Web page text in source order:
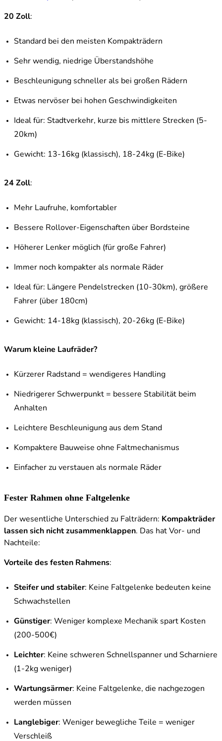
20 Zoll:
Standard bei den meisten Kompakträdern
Sehr wendig, niedrige Überstandshöhe
Beschleunigung schneller als bei großen Rädern
Etwas nervöser bei hohen Geschwindigkeiten
Ideal für: Stadtverkehr, kurze bis mittlere Strecken (5-
20km)
Gewicht: 13-16kg (klassisch), 18-24kg (E-Bike)
24 Zoll:
Mehr Laufruhe, komfortabler
Bessere Rollover-Eigenschaften über Bordsteine
Höherer Lenker möglich (für große Fahrer)
Immer noch kompakter als normale Räder
Ideal für: Längere Pendelstrecken (10-30km), größere
Fahrer (über 180cm)
Gewicht: 14-18kg (klassisch), 20-26kg (E-Bike)
Warum kleine Laufräder?
Kürzerer Radstand = wendigeres Handling
Niedrigerer Schwerpunkt = bessere Stabilität beim
Anhalten
Leichtere Beschleunigung aus dem Stand
Kompaktere Bauweise ohne Faltmechanismus
Einfacher zu verstauen als normale Räder
Fester Rahmen ohne Faltgelenke
Der wesentliche Unterschied zu Falträdern: Kompakträder
lassen sich nicht zusammenklappen. Das hat Vor- und
Nachteile:
Vorteile des festen Rahmens:
Steifer und stabiler: Keine Faltgelenke bedeuten keine
Schwachstellen
Günstiger: Weniger komplexe Mechanik spart Kosten
(200-500€)
Leichter: Keine schweren Schnellspanner und Scharniere
(1-2kg weniger)
Wartungsärmer: Keine Faltgelenke, die nachgezogen
werden müssen
Langlebiger: Weniger bewegliche Teile = weniger
Verschleiß